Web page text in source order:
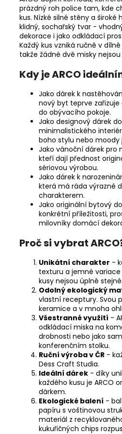
prázdný roh police tam, kde
kus. Nízké silné stěny a široké
klidný, sochařský tvar -
dekorace i jako odkládací
Každý kus vzniká ručně v
takže žádné dvě misky
Kdy je ARCO
Jako dárek k
nový byt teprve zařizuje
do obývacího pokoje.
Jako designový dárek
minimalistického
boho stylu nebo moody
Jako vánoční dárek pro
kteří dají přednost
sériovou výrobou.
Jako dárek k
která má ráda výrazné
charakterem.
Jako originální bytový
konkrétní příležitosti,
milovníky domácí
Proč si vybrat
Unikátní charakter -
texturu a jemné
kusy nejsou úplně stejné.
Odolný ekologický
vlastní receptury. Svou
keramice a v mnoha
Všestranné využití -
odkládací miska na
drobnosti nebo jako
konferenčním stolku.
Ruční výroba v ČR -
Dess Craft Studia.
Ideální dárek - díky
každého kusu je ARCO
dárkem.
Ekologické balení -
papíru s voštinovou
materiál z
kukuřičných chips